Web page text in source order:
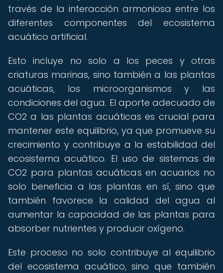
través de la interacción armoniosa entre los
diferentes componentes del ecosistema
acuático artificial.
Esto incluye no solo a los peces y otras
criaturas marinas, sino también a las plantas
acuáticas, los microorganismos y las
condiciones del agua. El aporte adecuado de
CO2 a las plantas acuáticas es crucial para
mantener este equilibrio, ya que promueve su
crecimiento y contribuye a la estabilidad del
ecosistema acuático. El uso de sistemas de
CO2 para plantas acuáticas en acuarios no
solo beneficia a las plantas en sí, sino que
también favorece la calidad del agua al
aumentar la capacidad de las plantas para
absorber nutrientes y producir oxígeno.
Este proceso no solo contribuye al equilibrio
del ecosistema acuático, sino que también